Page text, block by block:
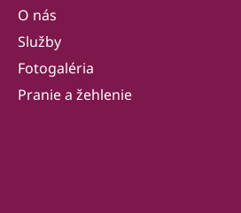
O nás
Služby
Fotogaléria
Pranie a žehlenie